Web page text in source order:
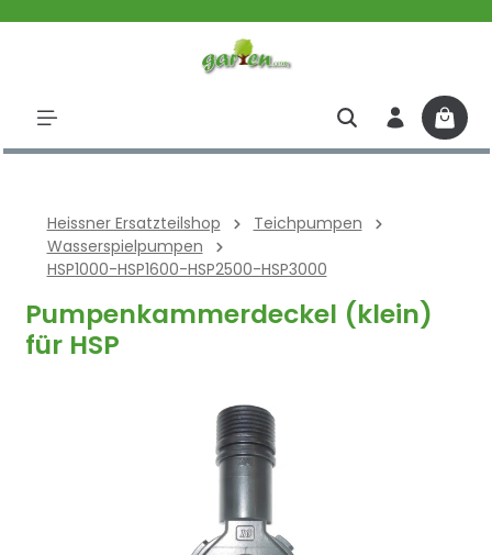
Heissner Ersatzteilshop
Teichpumpen
Wasserspielpumpen
HSP1000-HSP1600-HSP2500-HSP3000
Pumpenkammerdeckel (klein)
für HSP
Bildergalerie überspringen